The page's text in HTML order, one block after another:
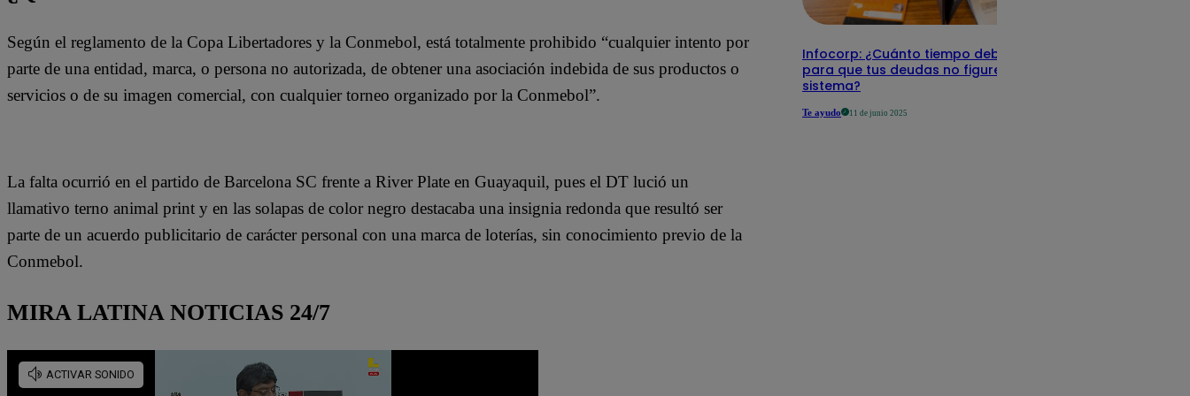
Según el reglamento de la Copa Libertadores y la Conmebol, está totalmente prohibido “cualquier intento por
parte de una entidad, marca, o persona no autorizada, de obtener una asociación indebida de sus productos o
servicios o de su imagen comercial, con cualquier torneo organizado por la Conmebol”.
La falta ocurrió en el partido de Barcelona SC frente a River Plate en Guayaquil, pues el DT lució un
llamativo terno animal print y en las solapas de color negro destacaba una insignia redonda que resultó ser
parte de un acuerdo publicitario de carácter personal con una marca de loterías, sin conocimiento previo de la
Conmebol.
MIRA LATINA NOTICIAS 24/7
Infocorp: ¿Cuánto tiempo debe pasar
para que tus deudas no figuren en su
sistema?
Te ayudo 11 de junio 2025